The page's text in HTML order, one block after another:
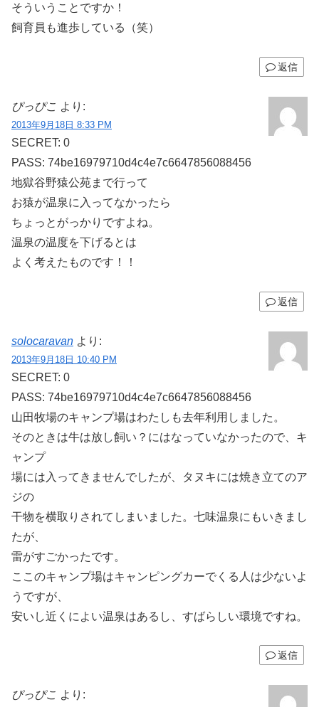
そういうことですか！
飼育員も進歩している（笑）
返信
ぴっぴこ より:
2013年9月18日 8:33 PM
SECRET: 0
PASS: 74be16979710d4c4e7c6647856088456
地獄谷野猿公苑まで行って
お猿が温泉に入ってなかったら
ちょっとがっかりですよね。
温泉の温度を下げるとは
よく考えたものです！！
返信
solocaravan より:
2013年9月18日 10:40 PM
SECRET: 0
PASS: 74be16979710d4c4e7c6647856088456
山田牧場のキャンプ場はわたしも去年利用しました。
そのときは牛は放し飼い？にはなっていなかったので、キ
ャンプ
場には入ってきませんでしたが、タヌキには焼き立てのア
ジの
干物を横取りされてしまいました。七味温泉にもいきまし
たが、
雷がすごかったです。
ここのキャンプ場はキャンピングカーでくる人は少ないよ
うですが、
安いし近くによい温泉はあるし、すばらしい環境ですね。
返信
ぴっぴこ より: